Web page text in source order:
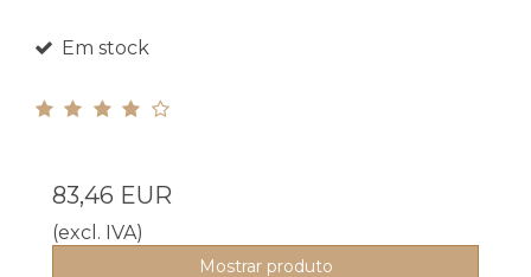
Em stock
83,46 EUR
(excl. IVA)
Mostrar produto